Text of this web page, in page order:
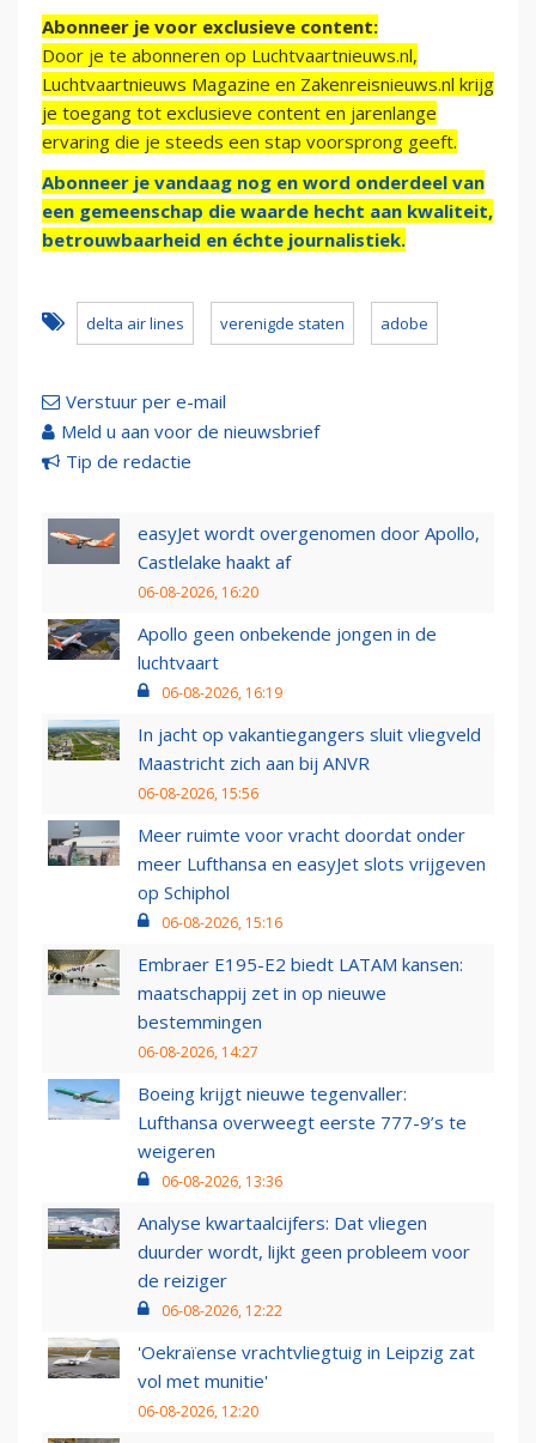
Abonneer je voor exclusieve content:
Door je te abonneren op Luchtvaartnieuws.nl,
Luchtvaartnieuws Magazine en Zakenreisnieuws.nl krijg
je toegang tot exclusieve content en jarenlange
ervaring die je steeds een stap voorsprong geeft.
Abonneer je vandaag nog en word onderdeel van
een gemeenschap die waarde hecht aan kwaliteit,
betrouwbaarheid en échte journalistiek.
delta air lines verenigde staten adobe
Verstuur per e-mail
Meld u aan voor de nieuwsbrief
Tip de redactie
easyJet wordt overgenomen door Apollo,
Castlelake haakt af
06-08-2026, 16:20
Apollo geen onbekende jongen in de
luchtvaart
06-08-2026, 16:19
In jacht op vakantiegangers sluit vliegveld
Maastricht zich aan bij ANVR
06-08-2026, 15:56
Meer ruimte voor vracht doordat onder
meer Lufthansa en easyJet slots vrijgeven
op Schiphol
06-08-2026, 15:16
Embraer E195-E2 biedt LATAM kansen:
maatschappij zet in op nieuwe
bestemmingen
06-08-2026, 14:27
Boeing krijgt nieuwe tegenvaller:
Lufthansa overweegt eerste 777-9’s te
weigeren
06-08-2026, 13:36
Analyse kwartaalcijfers: Dat vliegen
duurder wordt, lijkt geen probleem voor
de reiziger
06-08-2026, 12:22
'Oekraïense vrachtvliegtuig in Leipzig zat
vol met munitie'
06-08-2026, 12:20